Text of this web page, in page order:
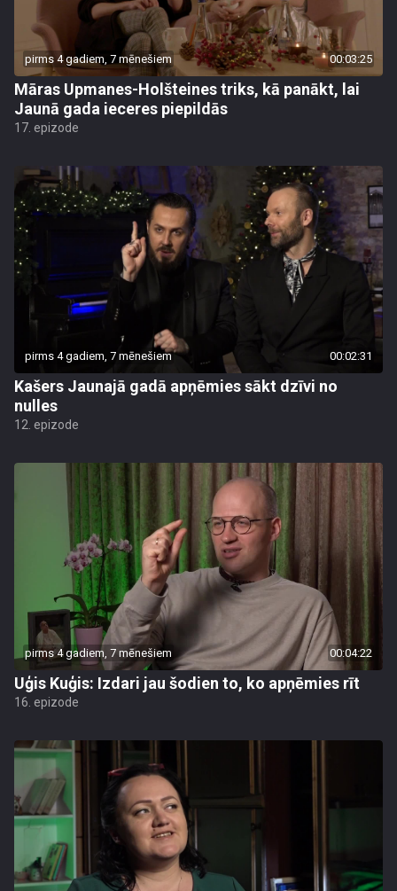
pirms 4 gadiem, 7 mēnešiem 00:03:25
Māras Upmanes-Holšteines triks, kā panākt, lai
Jaunā gada ieceres piepildās
17. epizode
pirms 4 gadiem, 7 mēnešiem 00:02:31
Kašers Jaunajā gadā apņēmies sākt dzīvi no
nulles
12. epizode
pirms 4 gadiem, 7 mēnešiem 00:04:22
Uģis Kuģis: Izdari jau šodien to, ko apņēmies rīt
16. epizode